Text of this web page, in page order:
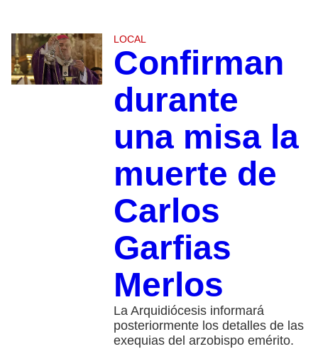
LOCAL
Confirman
durante
una misa la
muerte de
Carlos
Garfias
Merlos
La Arquidiócesis informará
posteriormente los detalles de las
exequias del arzobispo emérito.